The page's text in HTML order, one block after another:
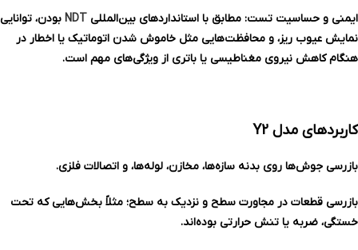
ایمنی و حساسیت تست: مطابق با استانداردهای بین‌المللی NDT بودن، توانایی
نمایش عیوب ریز، و محافظت‌هایی مثل خاموش شدن اتوماتیک یا اخطار در
هنگام کاهش نیروی مغناطیسی یا باتری از ویژگی‌های مهم است.
کاربردهای مدل Y2
بازرسی جوش‌ها روی بدنه سازه‌ها، مخازن، لوله‌ها، و اتصالات فلزی.
بازرسی قطعات در مجاورت سطح و نزدیک به سطح؛ مثلاً بخش‌هایی که تحت
خستگی، ضربه یا تنش حرارتی بوده‌اند.